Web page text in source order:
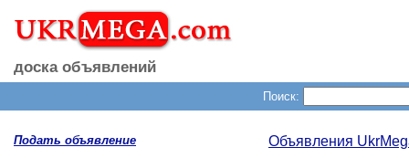
доска объявлений
Поиск:
Подать объявление
Объявления